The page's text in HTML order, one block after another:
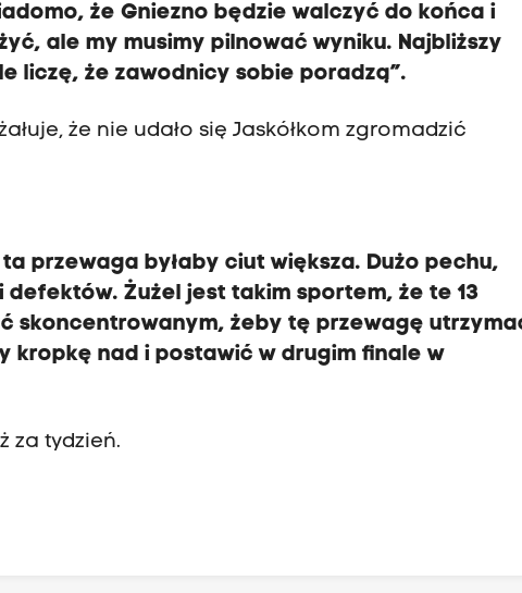
że Gniezno będzie walczyć do końca i
ale my musimy pilnować wyniku. Najbliższy
liczę, że zawodnicy sobie poradzą”.
że nie udało się Jaskółkom zgromadzić
przewaga byłaby ciut większa. Dużo pechu,
defektów. Żużel jest takim sportem, że te 13
skoncentrowanym, żeby tę przewagę
kropkę nad i postawić w drugim finale w
za tydzień.